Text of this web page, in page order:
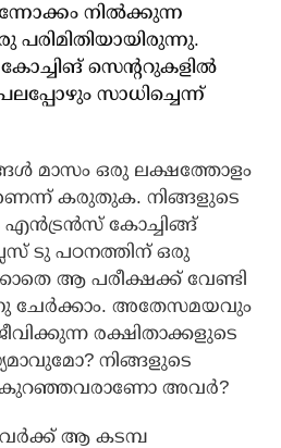
നിൽക്കുന്ന
പരിമിതിയായിരുന്നു.
സെന്ററുകളിൽ
സാധിച്ചെന്ന്
മാസം ഒരു ലക്ഷത്തോളം
കരുതുക. നിങ്ങളുടെ
എൻട്രൻസ് കോച്ചിങ്ങ്
ടു പഠനത്തിന് ഒരു
ആ പരീക്ഷക്ക് വേണ്ടി
ചേർക്കാം. അതേസമയവും
രക്ഷിതാക്കളുടെ
നിങ്ങളുടെ
അവർ?
ആ കടമ്പ